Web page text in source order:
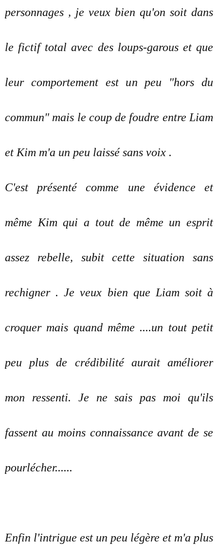
personnages , je veux bien qu'on soit dans
le fictif total avec des loups-garous et que
leur comportement est un peu "hors du
commun" mais le coup de foudre entre Liam
et Kim m'a un peu laissé sans voix .
C'est présenté comme une évidence et
même Kim qui a tout de même un esprit
assez rebelle, subit cette situation sans
rechigner . Je veux bien que Liam soit à
croquer mais quand même ....un tout petit
peu plus de crédibilité aurait améliorer
mon ressenti. Je ne sais pas moi qu'ils
fassent au moins connaissance avant de se
pourlécher......
Enfin l'intrigue est un peu légère et m'a plus